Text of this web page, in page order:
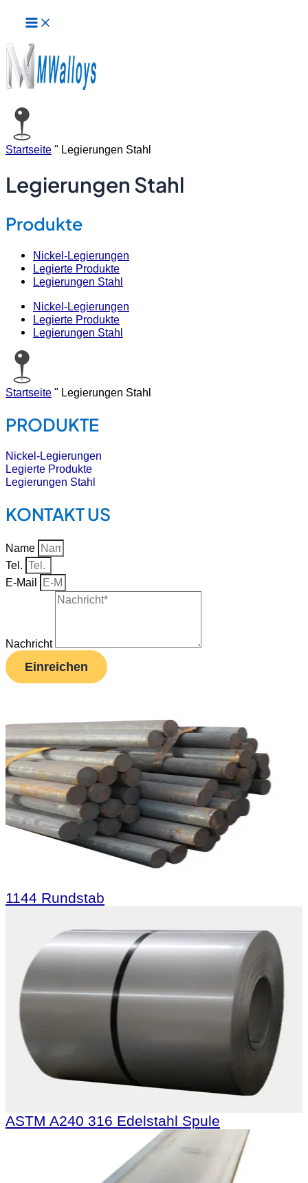
Inhalt
springen
Startseite " Legierungen Stahl
Legierungen Stahl
Produkte
Nickel-Legierungen
Legierte Produkte
Legierungen Stahl
Nickel-Legierungen
Legierte Produkte
Legierungen Stahl
Startseite " Legierungen Stahl
PRODUKTE
Nickel-Legierungen
Legierte Produkte
Legierungen Stahl
KONTAKT US
Name
Tel.
E-Mail
Nachricht
Einreichen
1144 Rundstab
ASTM A240 316 Edelstahl Spule